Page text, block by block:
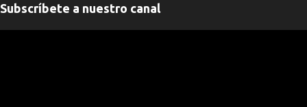
t
Subscríbete a nuestro canal